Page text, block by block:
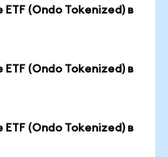
ETF (Ondo Tokenized) в
ETF (Ondo Tokenized) в
ETF (Ondo Tokenized) в